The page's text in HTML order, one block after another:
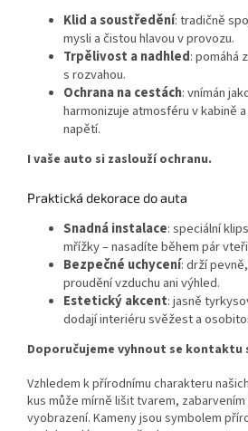
Klid a soustředění: tradičně
mysli a čistou hlavou v provozu.
Trpělivost a nadhled: pomáhá
s rozvahou.
Ochrana na cestách: vnímán
harmonizuje atmosféru v kabině a
napětí.
I vaše auto si zaslouží ochranu.
Praktická dekorace do auta
Snadná instalace: speciální
mřížky – nasadíte během pár
Bezpečné uchycení: drží
proudění vzduchu ani výhled.
Estetický akcent: jasně
dodají interiéru svěžest a
Doporučujeme vyhnout se kontaktu
Vzhledem k přírodnímu charakteru
kus může mírně lišit tvarem,
vyobrazení. Kameny jsou symbolem